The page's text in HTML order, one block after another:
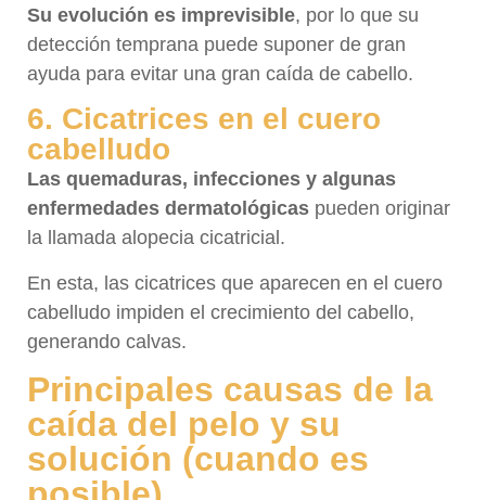
Su evolución es imprevisible, por lo que su
detección temprana puede suponer de gran
ayuda para evitar una gran caída de cabello.
6. Cicatrices en el cuero
cabelludo
Las quemaduras, infecciones y algunas
enfermedades dermatológicas pueden originar
la llamada alopecia cicatricial.
En esta, las cicatrices que aparecen en el cuero
cabelludo impiden el crecimiento del cabello,
generando calvas.
Principales causas de la
caída del pelo y su
solución (cuando es